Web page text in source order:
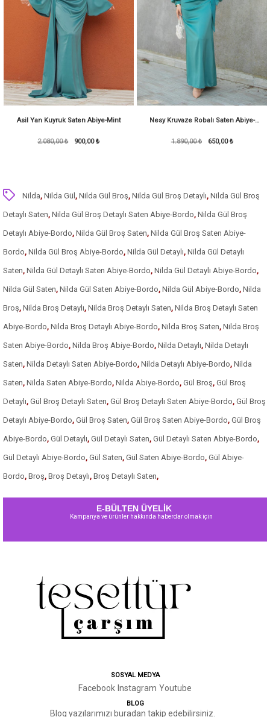
Asil Yan Kuyruk Saten Abiye-Mint
900,00 ₺
2.080,00 ₺
Nesy Kruvaze Robalı Saten Abiye-
KoyuMint650,00 ₺
1.890,00 ₺
Nilda, Nilda Gül , Nilda Gül Broş, Nilda Gül Broş Detaylı, Nilda Gül Broş
Detaylı Saten, Nilda Gül Broş Detaylı Saten Abiye-Bordo, Nilda Gül Broş
Detaylı Abiye-Bordo, Nilda Gül Broş Saten, Nilda Gül Broş Saten Abiye-
Bordo, Nilda Gül Broş Abiye-Bordo, Nilda Gül Detaylı, Nilda Gül Detaylı
Saten, Nilda Gül Detaylı Saten Abiye-Bordo, Nilda Gül Detaylı Abiye-Bordo,
Nilda Gül Saten, Nilda Gül Saten Abiye-Bordo, Nilda Gül Abiye-Bordo, Nilda
Broş, Nilda Broş Detaylı, Nilda Broş Detaylı Saten, Nilda Broş Detaylı Saten
Abiye-Bordo, Nilda Broş Detaylı Abiye-Bordo, Nilda Broş Saten, Nilda Broş
Saten Abiye-Bordo, Nilda Broş Abiye-Bordo, Nilda Detaylı, Nilda Detaylı
Saten, Nilda Detaylı Saten Abiye-Bordo, Nilda Detaylı Abiye-Bordo, Nilda
Saten, Nilda Saten Abiye-Bordo, Nilda Abiye-Bordo, Gül Broş, Gül Broş
Detaylı, Gül Broş Detaylı Saten, Gül Broş Detaylı Saten Abiye-Bordo, Gül Broş
Detaylı Abiye-Bordo, Gül Broş Saten, Gül Broş Saten Abiye-Bordo, Gül Broş
Abiye-Bordo, Gül Detaylı, Gül Detaylı Saten, Gül Detaylı Saten Abiye-Bordo,
Gül Detaylı Abiye-Bordo, Gül Saten, Gül Saten Abiye-Bordo, Gül Abiye-
Bordo, Broş, Broş Detaylı, Broş Detaylı Saten,
E-BÜLTEN ÜYELİK
Kampanya ve ürünler hakkında haberdar olmak için
SOSYAL MEDYA
Facebook Instagram Youtube
BLOG
Blog yazılarımızı buradan takip edebilirsiniz.